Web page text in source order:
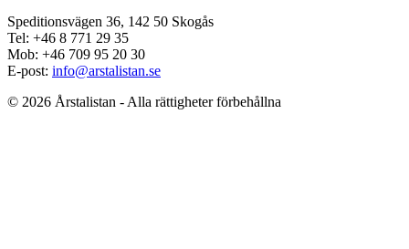
Speditionsvägen 36, 142 50 Skogås
Tel: +46 8 771 29 35
Mob: +46 709 95 20 30
E-post: info@arstalistan.se
© 2026 Årstalistan - Alla rättigheter förbehållna